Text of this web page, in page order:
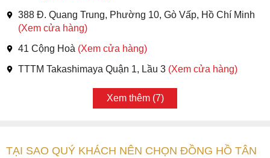
388 Đ. Quang Trung, Phường 10, Gò Vấp, Hồ Chí Minh
(Xem cửa hàng)
41 Cộng Hoà (Xem cửa hàng)
TTTM Takashimaya Quận 1, Lầu 3 (Xem cửa hàng)
Xem thêm (7)
TẠI SAO QUÝ KHÁCH NÊN CHỌN ĐỒNG HỒ TÂN